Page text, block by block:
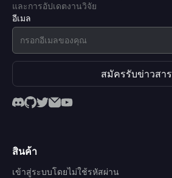
และการอัปเดตงานวิจัย
อีเมล
สมัครรับข่าวสาร
สินค้า
เข้าสู่ระบบโดยไม่ใช้รหัสผ่าน